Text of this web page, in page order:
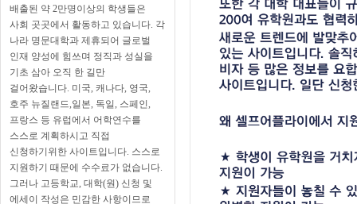
배출된 약 2만명이상의 학생들은
사회 곳곳에서 활동하고 있습니다. 각
나라 명문대학과 제휴되어 글로벌
인재 양성에 힘쓰며 정직과 성실을
기초 삼아 오직 한 길만
걸어왔습니다. 미국, 캐나다, 영국,
호주 뉴질랜드,일본, 독일, 스페인,
프랑스 등 유럽에서 어학연수를
스스로 계획하시고 직접
신청하기위한 사이트입니다. 스스로
지원하기 때문에 수수료가 없습니다.
그러나 고등학교, 대학(원) 신청 및
에세이 작성은 민감한 사항이므로